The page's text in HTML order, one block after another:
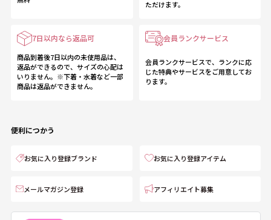
ただけます。
7日以内なら返品可
商品到着後7日以内の未使用品は、
返品ができるので、サイズの心配は
いりません。※下着・水着など一部
商品は返品ができません。
会員ランクサービス
会員ランクサービスで、ランクに応
じた特典やサービスをご用意してお
ります。
便利につかう
お気に入り登録ブランド お気に入り登録アイテム
メールマガジン登録 アフィリエイト募集